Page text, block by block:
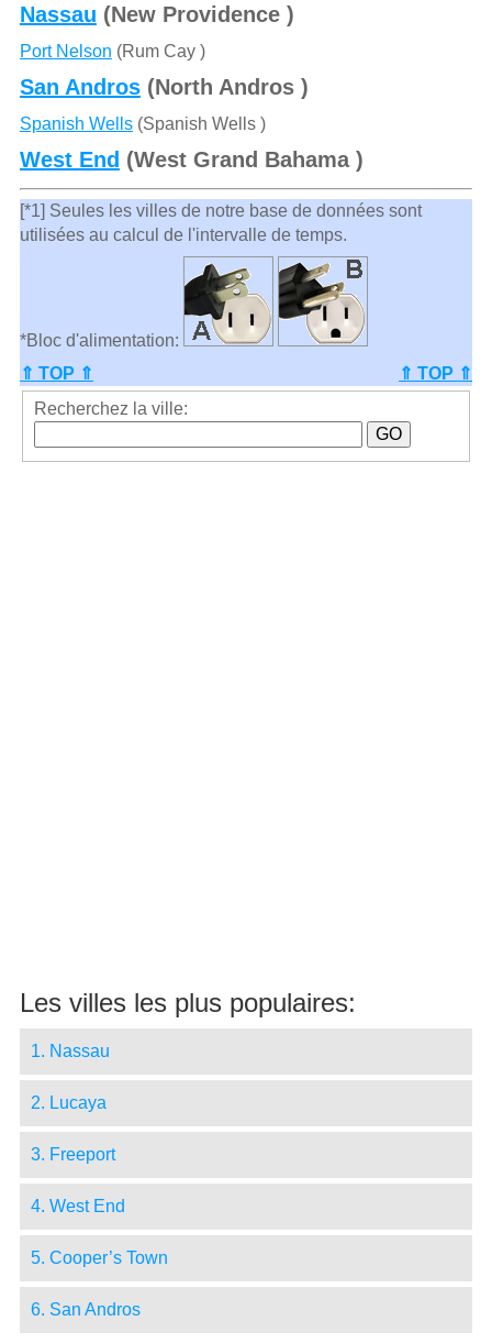
Nassau (New Providence )
Port Nelson (Rum Cay )
San Andros(North Andros )
Spanish Wells(Spanish Wells )
West End (West Grand Bahama )
[*1] Seules les villes de notre base de données sont
utilisées au calcul de l'intervalle de temps.
*Bloc d'alimentation:
⇑ TOP ⇑
⇑ TOP ⇑
Recherchez la ville:
Les villes les plus populaires:
1. Nassau
2. Lucaya
3. Freeport
4. West End
5. Cooper’s Town
6. San Andros